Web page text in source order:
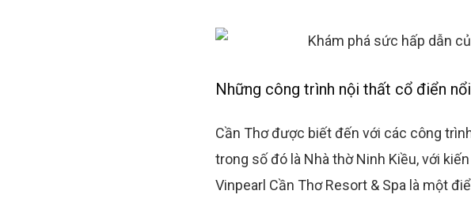
Những công trình nội thất cổ điển
Cần Thơ được biết đến với các công
trong số đó là Nhà thờ Ninh Kiều, với
Vinpearl Cần Thơ Resort & Spa là một